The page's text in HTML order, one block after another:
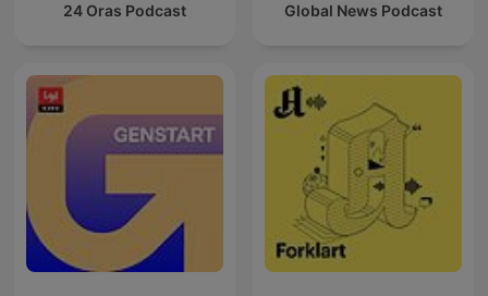
24 Oras Podcast Global News Podcast